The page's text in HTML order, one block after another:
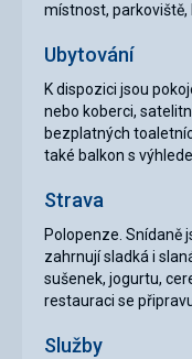
místnost,
Ubytování
K dispozici jsou
nebo koberci,
bezplatných
také balkon s
Strava
Polopenze. Snídaně
zahrnují sladká i
sušenek, jogurtu,
restauraci se
Služby